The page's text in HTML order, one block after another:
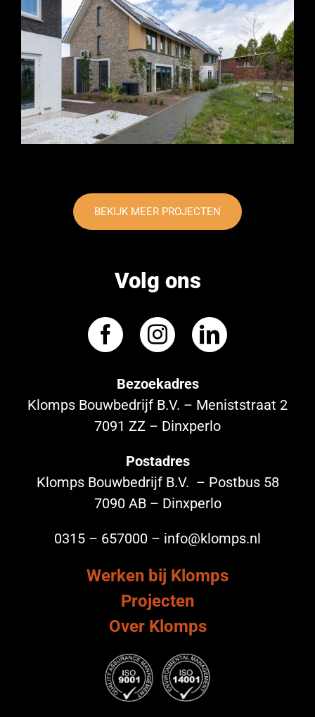
BEKIJK MEER PROJECTEN
Volg ons
Bezoekadres
Klomps Bouwbedrijf B.V. – Meniststraat 2
7091 ZZ – Dinxperlo
Postadres
Klomps Bouwbedrijf B.V. – Postbus 58
7090 AB – Dinxperlo
0315 – 657000 – info@klomps.nl
Werken bij Klomps
Projecten
Over Klomps